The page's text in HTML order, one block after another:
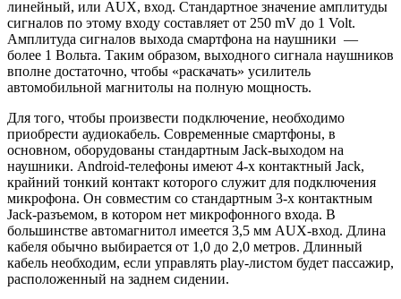
линейный, или AUX, вход. Стандартное значение амплитуды
сигналов по этому входу составляет от 250 mV до 1 Volt.
Амплитуда сигналов выхода смартфона на наушники —
более 1 Вольта. Таким образом, выходного сигнала наушников
вполне достаточно, чтобы «раскачать» усилитель
автомобильной магнитолы на полную мощность.
Для того, чтобы произвести подключение, необходимо
приобрести аудиокабель. Современные смартфоны, в
основном, оборудованы стандартным Jack-выходом на
наушники. Android-телефоны имеют 4-х контактный Jack,
крайний тонкий контакт которого служит для подключения
микрофона. Он совместим со стандартным 3-х контактным
Jack-разъемом, в котором нет микрофонного входа. В
большинстве автомагнитол имеется 3,5 мм AUX-вход. Длина
кабеля обычно выбирается от 1,0 до 2,0 метров. Длинный
кабель необходим, если управлять play-листом будет пассажир,
расположенный на заднем сидении.